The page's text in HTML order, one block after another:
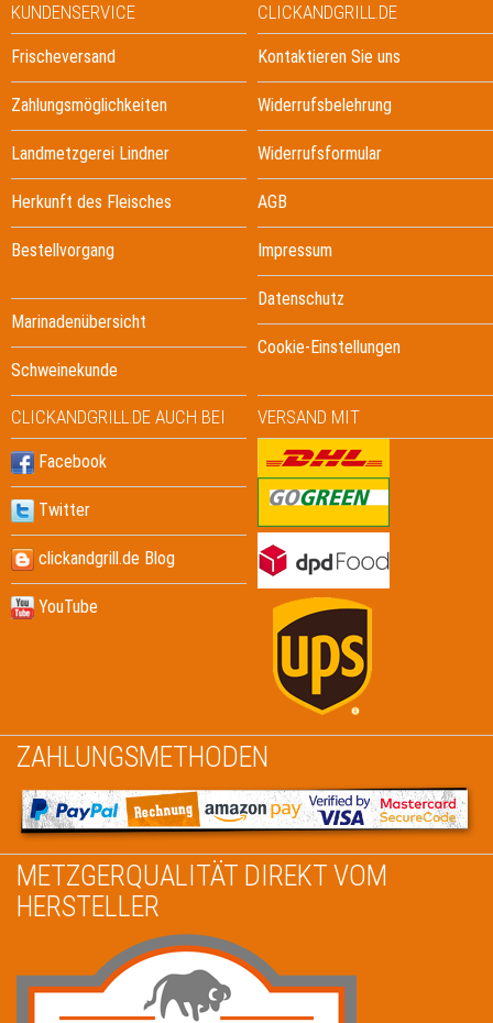
KUNDENSERVICE
Frischeversand
Zahlungsmöglichkeiten
Landmetzgerei Lindner
Herkunft des Fleisches
Bestellvorgang
Marinadenübersicht
Schweinekunde
CLICKANDGRILL.DE
Kontaktieren Sie uns
Widerrufsbelehrung
Widerrufsformular
AGB
Impressum
Datenschutz
Cookie-Einstellungen
CLICKANDGRILL.DE AUCH BEI
Facebook
Twitter
clickandgrill.de Blog
YouTube
VERSAND MIT
ZAHLUNGSMETHODEN
METZGERQUALITÄT DIREKT VOM
HERSTELLER